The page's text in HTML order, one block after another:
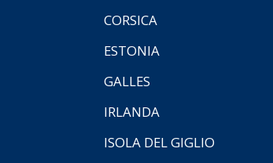
CORSICA
ESTONIA
GALLES
IRLANDA
ISOLA DEL GIGLIO